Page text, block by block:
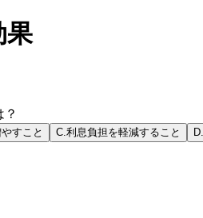
果
すこと C 利息負担を軽減すること D